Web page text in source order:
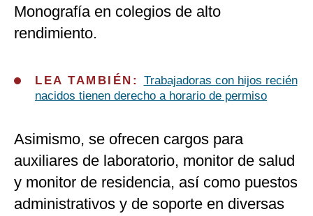
Monografía en colegios de alto
rendimiento.
LEA TAMBIÉN: Trabajadoras con hijos recién
nacidos tienen derecho a horario de permiso
Asimismo, se ofrecen cargos para
auxiliares de laboratorio, monitor de salud
y monitor de residencia, así como puestos
administrativos y de soporte en diversas